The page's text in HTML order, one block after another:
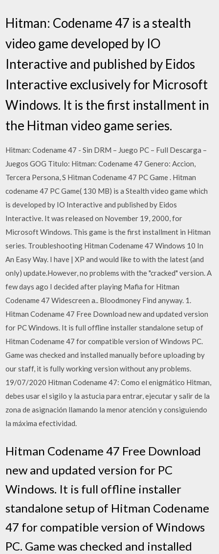
Hitman: Codename 47 is a stealth
video game developed by IO
Interactive and published by Eidos
Interactive exclusively for Microsoft
Windows. It is the first installment in
the Hitman video game series.
Hitman: Codename 47 - Sin DRM – Juego PC – Full Descarga –
Juegos GOG Titulo: Hitman: Codename 47 Genero: Accion,
Tercera Persona, S Hitman Codename 47 PC Game . Hitman
codename 47 PC Game( 130 MB) is a Stealth video game which
is developed by IO Interactive and published by Eidos
Interactive. It was released on November 19, 2000, for
Microsoft Windows. This game is the first installment in Hitman
series. Troubleshooting Hitman Codename 47 Windows 10 In
An Easy Way. I have | XP and would like to with the latest (and
only) update.However, no problems with the "cracked" version. A
few days ago I decided after playing Mafia for Hitman
Codename 47 Widescreen a.. Bloodmoney Find anyway. 1.
Hitman Codename 47 Free Download new and updated version
for PC Windows. It is full offline installer standalone setup of
Hitman Codename 47 for compatible version of Windows PC.
Game was checked and installed manually before uploading by
our staff, it is fully working version without any problems.
19/07/2020 Hitman Codename 47: Como el enigmático Hitman,
debes usar el sigilo y la astucia para entrar, ejecutar y salir de la
zona de asignación llamando la menor atención y consiguiendo
la máxima efectividad.
Hitman Codename 47 Free Download
new and updated version for PC
Windows. It is full offline installer
standalone setup of Hitman Codename
47 for compatible version of Windows
PC. Game was checked and installed